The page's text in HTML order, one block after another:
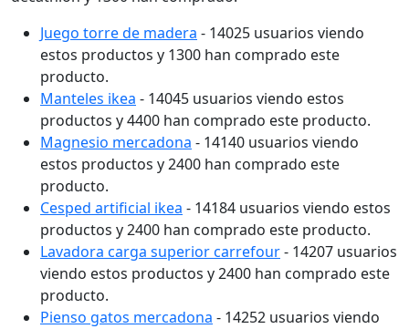
Juego torre de madera - 14025 usuarios viendo
estos productos y 1300 han comprado este
producto.
Manteles ikea - 14045 usuarios viendo estos
productos y 4400 han comprado este producto.
Magnesio mercadona - 14140 usuarios viendo
estos productos y 2400 han comprado este
producto.
Cesped artificial ikea - 14184 usuarios viendo estos
productos y 2400 han comprado este producto.
Lavadora carga superior carrefour- 14207 usuarios
viendo estos productos y 2400 han comprado este
producto.
Pienso gatos mercadona - 14252 usuarios viendo